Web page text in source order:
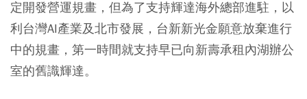
定開發營運規畫，但為了支持輝達海外總部進駐，以
利台灣AI產業及北市發展，台新新光金願意放棄進行
中的規畫，第一時間就支持早已向新壽承租內湖辦公
室的舊識輝達。